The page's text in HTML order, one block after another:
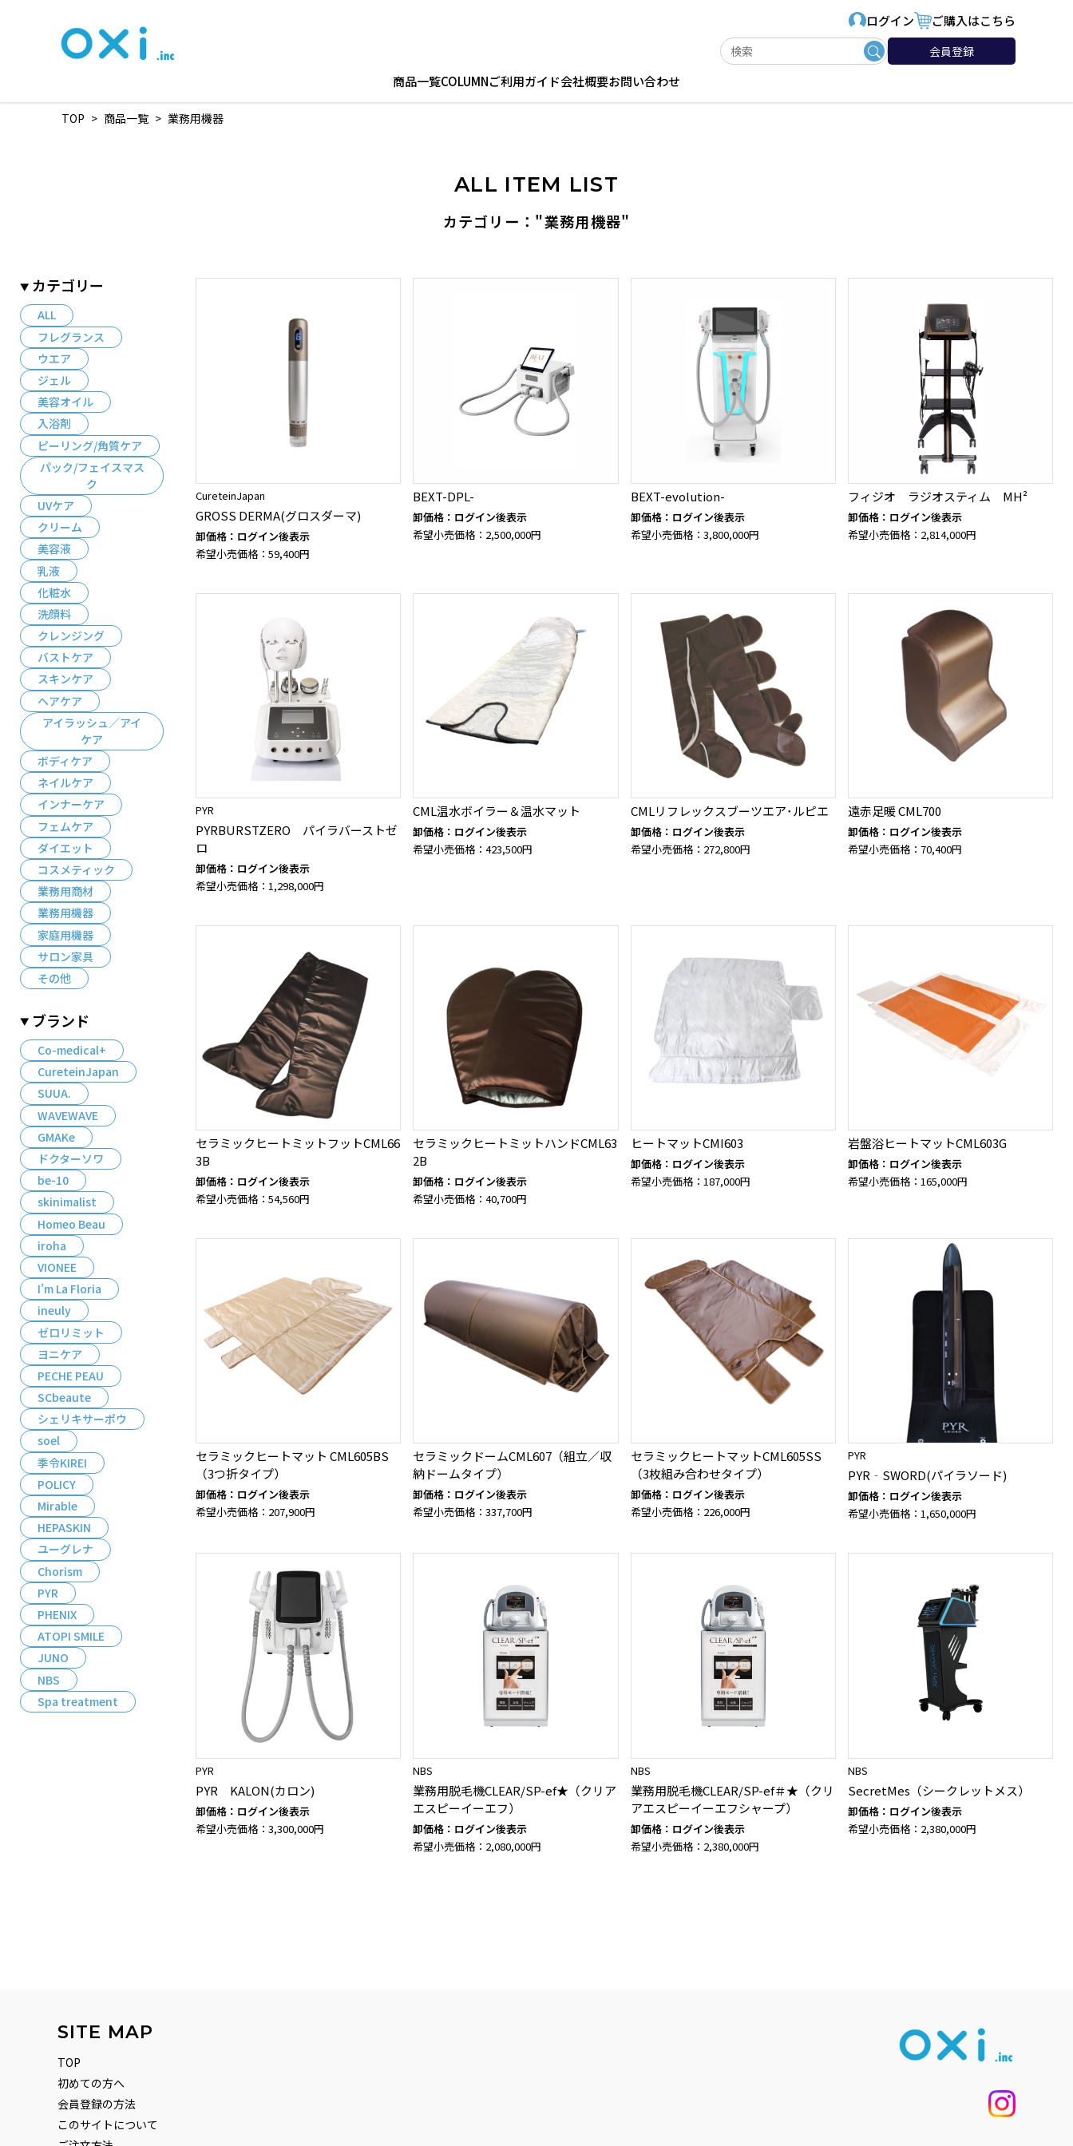
ログイン ご購入はこちら
会員登録
商品一覧COLUMNご利用ガイド会社概要お問い合わせ
TOP > 商品一覧 > 業務用機器
ALL ITEM LIST
カテゴリー："業務用機器"
カテゴリー
ALL
フレグランス
ウエア
ジェル
美容オイル
入浴剤
ピーリング/角質ケア
パック/フェイスマス
ク
UVケア
クリーム
美容液
乳液
化粧水
洗顔料
クレンジング
バストケア
スキンケア
ヘアケア
アイラッシュ／アイ
ケア
ボディケア
ネイルケア
インナーケア
フェムケア
ダイエット
コスメティック
業務用商材
業務用機器
家庭用機器
サロン家具
その他
ブランド
Co-medical+
CureteinJapan
SUUA.
WAVEWAVE
GMAKe
ドクターソワ
be-10
skinimalist
Homeo Beau
iroha
VIONEE
I’m La Floria
ineuly
ゼロリミット
ヨニケア
PECHE PEAU
SCbeaute
シェリキサーポウ
soel
季令KIREI
POLICY
Mirable
HEPASKIN
ユーグレナ
Chorism
PYR
PHENIX
ATOPI SMILE
JUNO
NBS
Spa treatment
CureteinJapan
GROSS DERMA(グロスダーマ)
卸価格：ログイン後表示
希望小売価格：59,400円
BEXT-DPL-
卸価格：ログイン後表示
希望小売価格：2,500,000円
BEXT-evolution-
卸価格：ログイン後表示
希望小売価格：3,800,000円
フィジオ ラジオスティム MH²
卸価格：ログイン後表示
希望小売価格：2,814,000円
PYR
PYRBURSTZERO パイラバーストゼ
ロ
卸価格：ログイン後表示
希望小売価格：1,298,000円
CML温水ボイラー＆温水マット
卸価格：ログイン後表示
希望小売価格：423,500円
CMLリフレックスブーツエア･ルピエ
卸価格：ログイン後表示
希望小売価格：272,800円
遠赤足暖 CML700
卸価格：ログイン後表示
希望小売価格：70,400円
セラミックヒートミットフットCML66
3B
卸価格：ログイン後表示
希望小売価格：54,560円
セラミックヒートミットハンドCML63
2B
卸価格：ログイン後表示
希望小売価格：40,700円
ヒートマットCMI603
卸価格：ログイン後表示
希望小売価格：187,000円
岩盤浴ヒートマットCML603G
卸価格：ログイン後表示
希望小売価格：165,000円
セラミックヒートマット CML605BS
（3つ折タイプ）
卸価格：ログイン後表示
希望小売価格：207,900円
セラミックドームCML607（組立／収
納ドームタイプ）
卸価格：ログイン後表示
希望小売価格：337,700円
セラミックヒートマットCML605SS
（3枚組み合わせタイプ）
卸価格：ログイン後表示
希望小売価格：226,000円
PYR
PYR‐SWORD(パイラソード)
卸価格：ログイン後表示
希望小売価格：1,650,000円
PYR
PYR KALON(カロン)
卸価格：ログイン後表示
希望小売価格：3,300,000円
NBS
業務用脱毛機CLEAR/SP-ef★（クリア
エスピーイーエフ）
卸価格：ログイン後表示
希望小売価格：2,080,000円
NBS
業務用脱毛機CLEAR/SP-ef＃★（クリ
アエスピーイーエフシャープ）
卸価格：ログイン後表示
希望小売価格：2,380,000円
NBS
SecretMes（シークレットメス）
卸価格：ログイン後表示
希望小売価格：2,380,000円
SITE MAP
TOP
初めての方へ
会員登録の方法
このサイトについて